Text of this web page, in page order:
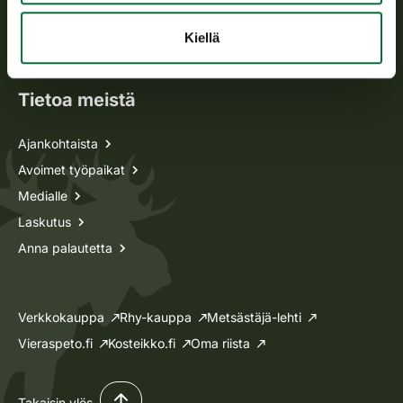
Kiellä
Tietoa meistä
Ajankohtaista
Avoimet työpaikat
Medialle
Laskutus
Anna palautetta
Verkkokauppa Rhy-kauppa
Metsästäjä-lehti
Vieraspeto.fi
Kosteikko.fi Oma riista